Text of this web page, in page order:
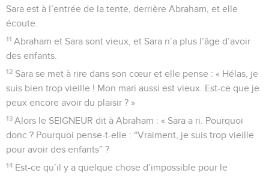
Sara est à l’entrée de la tente, derrière Abraham, et elle
écoute.
11 Abraham et Sara sont vieux, et Sara n’a plus l’âge d’avoir
des enfants.
12 Sara se met à rire dans son cœur et elle pense : « Hélas, je
suis bien trop vieille ! Mon mari aussi est vieux. Est-ce que je
peux encore avoir du plaisir ? »
13 Alors le SEIGNEUR dit à Abraham : « Sara a ri. Pourquoi
donc ? Pourquoi pense-t-elle : “Vraiment, je suis trop vieille
pour avoir des enfants” ?
14 Est-ce qu’il y a quelque chose d’impossible pour le